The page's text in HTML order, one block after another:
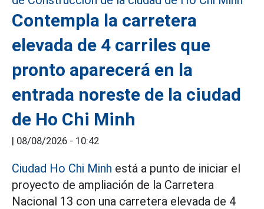
Contempla la carretera
elevada de 4 carriles que
pronto aparecerá en la
entrada noreste de la ciudad
de Ho Chi Minh
| 08/08/2026 - 10:42
Ciudad Ho Chi Minh está a punto de iniciar el
proyecto de ampliación de la Carretera
Nacional 13 con una carretera elevada de 4